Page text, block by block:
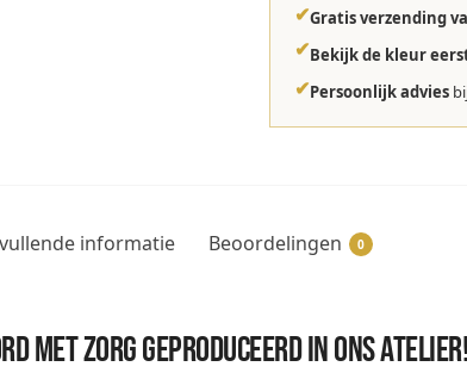
✔Gratis verzending
✔Bekijk de kleur
✔Persoonlijk advies
informatie Beoordelingen 0
met zorg geproduceerd in ons atelier!